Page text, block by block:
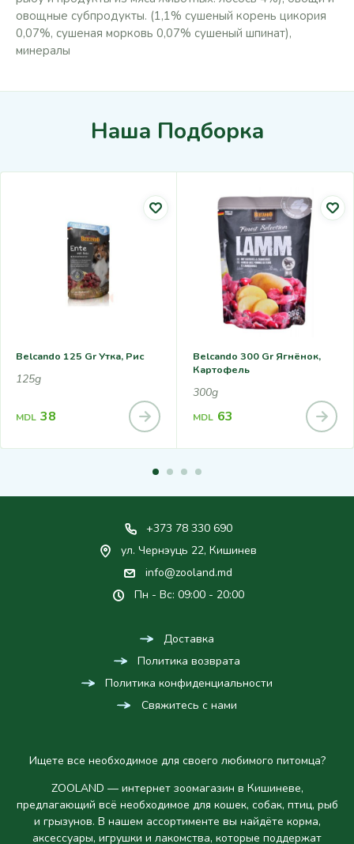
овощные субпродукты. (1,1% сушеный корень цикория
0,07%, сушеная морковь 0,07% сушеный шпинат),
минералы
Наша Подборка
Belcando 125 Gr Утка, Рис
125g
MDL 38
Belcando 300 Gr Ягнёнок,
Картофель
300g
MDL 63
+373 78 330 690
ул. Чернэуць 22, Кишинев
info@zooland.md
Пн - Вс: 09:00 - 20:00
Доставка
Политика возврата
Политика конфиденциальности
Свяжитесь с нами
Ищете все необходимое для своего любимого питомца?
ZOOLAND — интернет зоомагазин в Кишиневе,
предлагающий всё необходимое для кошек, собак, птиц, рыб
и грызунов. В нашем ассортименте вы найдёте корма,
аксессуары, игрушки и лакомства, которые поддержат